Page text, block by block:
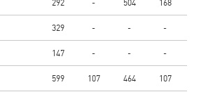
292 - 504 168
329 - - -
147 - - -
599 107 464 107